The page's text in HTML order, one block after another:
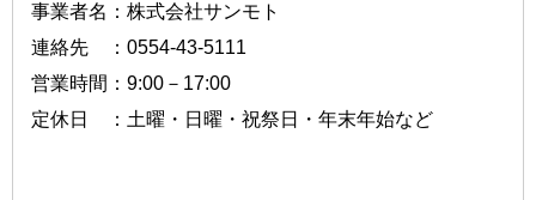
事業者名：株式会社サンモト
連絡先 ：0554-43-5111
営業時間：9:00－17:00
定休日 ：土曜・日曜・祝祭日・年末年始など